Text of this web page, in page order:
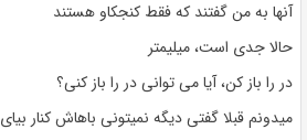
آنها به من گفتند که فقط کنجکاو هستند
حالا جدی است، میلیمتر
در را باز کن، آیا می توانی در را باز کنی؟
میدونم قبلا گفتی دیگه نمیتونی باهاش ​​کنار بیای